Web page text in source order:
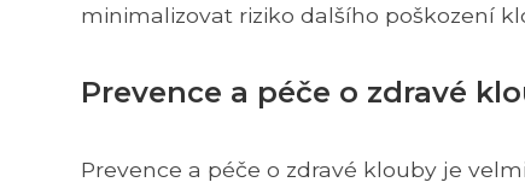
minimalizovat riziko dalšího poškození
Prevence a péče o zdravé
Prevence a péče o zdravé klouby je